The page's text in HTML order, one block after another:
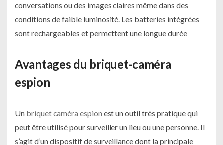
conversations ou des images claires même dans des
conditions de faible luminosité. Les batteries intégrées
sont rechargeables et permettent une longue durée
Avantages du briquet-caméra
espion
Un briquet caméra espion est un outil très pratique qui
peut être utilisé pour surveiller un lieu ou une personne. Il
s’agit d’un dispositif de surveillance dont la principale